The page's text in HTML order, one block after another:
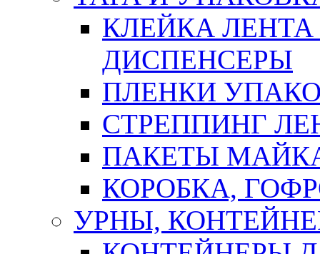
КЛЕЙКА
ДИСПЕНСЕРЫ
ПЛЕНКИ
СТРЕППИНГ
ПАКЕТЫ
КОРОБКА,
УРНЫ,